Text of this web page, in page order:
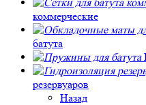
коммерческие
батута
резервуаров
Назад